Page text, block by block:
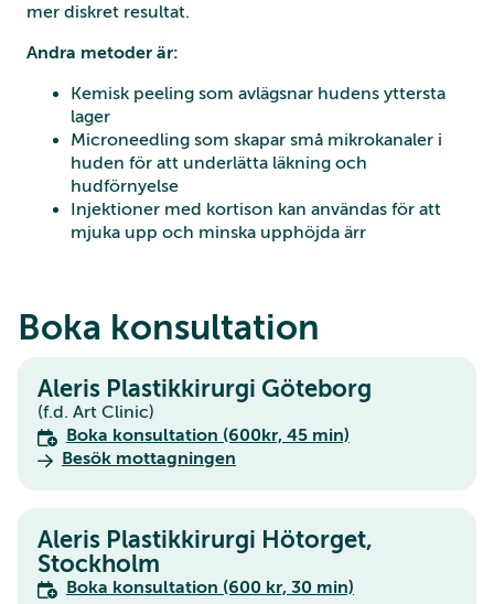
mer diskret resultat.
Andra metoder är:
Kemisk peeling som avlägsnar hudens yttersta
lager
Microneedling som skapar små mikrokanaler i
huden för att underlätta läkning och
hudförnyelse
Injektioner med kortison kan användas för att
mjuka upp och minska upphöjda ärr
Boka konsultation
Aleris Plastikkirurgi Göteborg
(f.d. Art Clinic)
Boka konsultation (600kr, 45 min)
Besök mottagningen
Aleris Plastikkirurgi Hötorget,
Stockholm
Boka konsultation (600 kr, 30 min)